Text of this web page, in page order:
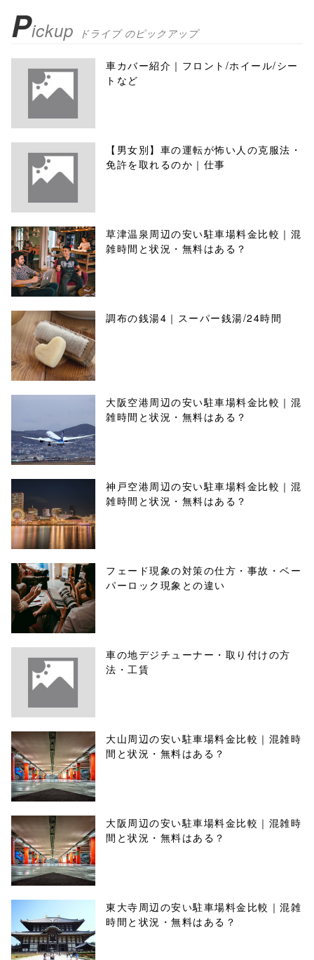
Pickup ドライブ のピックアップ
車カバー紹介｜フロント/ホイール/シー
トなど
【男女別】車の運転が怖い人の克服法・
免許を取れるのか｜仕事
草津温泉周辺の安い駐車場料金比較｜混
雑時間と状況・無料はある？
調布の銭湯4｜スーパー銭湯/24時間
大阪空港周辺の安い駐車場料金比較｜混
雑時間と状況・無料はある？
神戸空港周辺の安い駐車場料金比較｜混
雑時間と状況・無料はある？
フェード現象の対策の仕方・事故・ベー
パーロック現象との違い
車の地デジチューナー・取り付けの方
法・工賃
大山周辺の安い駐車場料金比較｜混雑時
間と状況・無料はある？
大阪周辺の安い駐車場料金比較｜混雑時
間と状況・無料はある？
東大寺周辺の安い駐車場料金比較｜混雑
時間と状況・無料はある？